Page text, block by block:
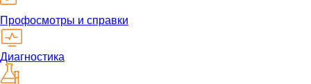
Профосмотры и справки
Диагностика